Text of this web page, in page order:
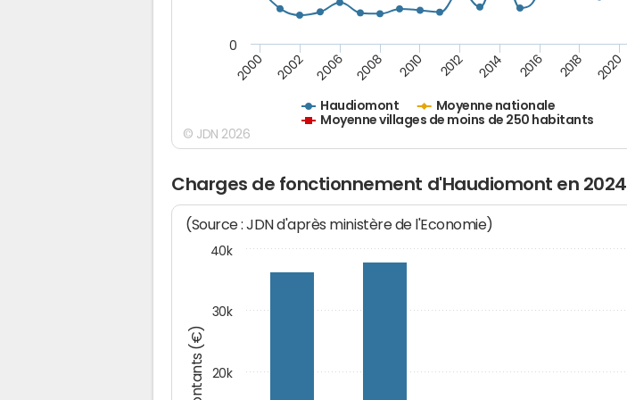
Haudiomont
Moyenne nationale
Moyenne villages de moins de 250 habitants
2000 2002 2006 2008 2010 2012 2014 2016 2018 2020
0
© JDN 2026
Charges de fonctionnement d'Haudiomont en 2024
Montants (€)
(Source : JDN d'après ministère de l'Economie)
20k
30k
40k